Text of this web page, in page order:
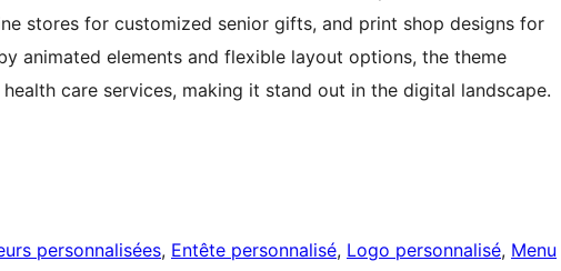
stores for customized senior gifts, and print shop designs for
animated elements and flexible layout options, the theme
care services, making it stand out in the digital landscape.
personnalisées, Entête personnalisé, Logo personnalisé, Menu